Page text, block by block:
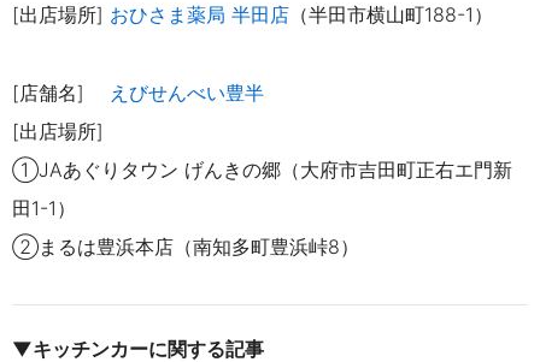
[出店場所] おひさま薬局 半田店 （半田市横山町188-1 ）
[店舗名]
えびせんべい豊半
[出店場所]
①JAあぐりタウン げんきの郷（大府市吉田町正右エ門新
田1-1）
②まるは豊浜本店（南知多町豊浜峠8）
▼キッチンカーに関する記事